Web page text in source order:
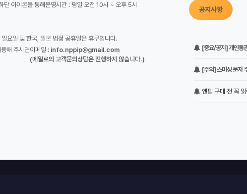
단 아이콘을 통해운영시간 : 평일 오전 10시 ~ 오후 5시
일요일 및 한국, 일본 법정 공휴일은 휴무입니다.
해 주시면이메일 : info.nppip@gmail.com
(메일로의 고객문의상담은 진행하지 않습니다.)
공지사항
[중요/공지] 개인통
[주의] 스미싱 문자
엔핍 구매 전 꼭